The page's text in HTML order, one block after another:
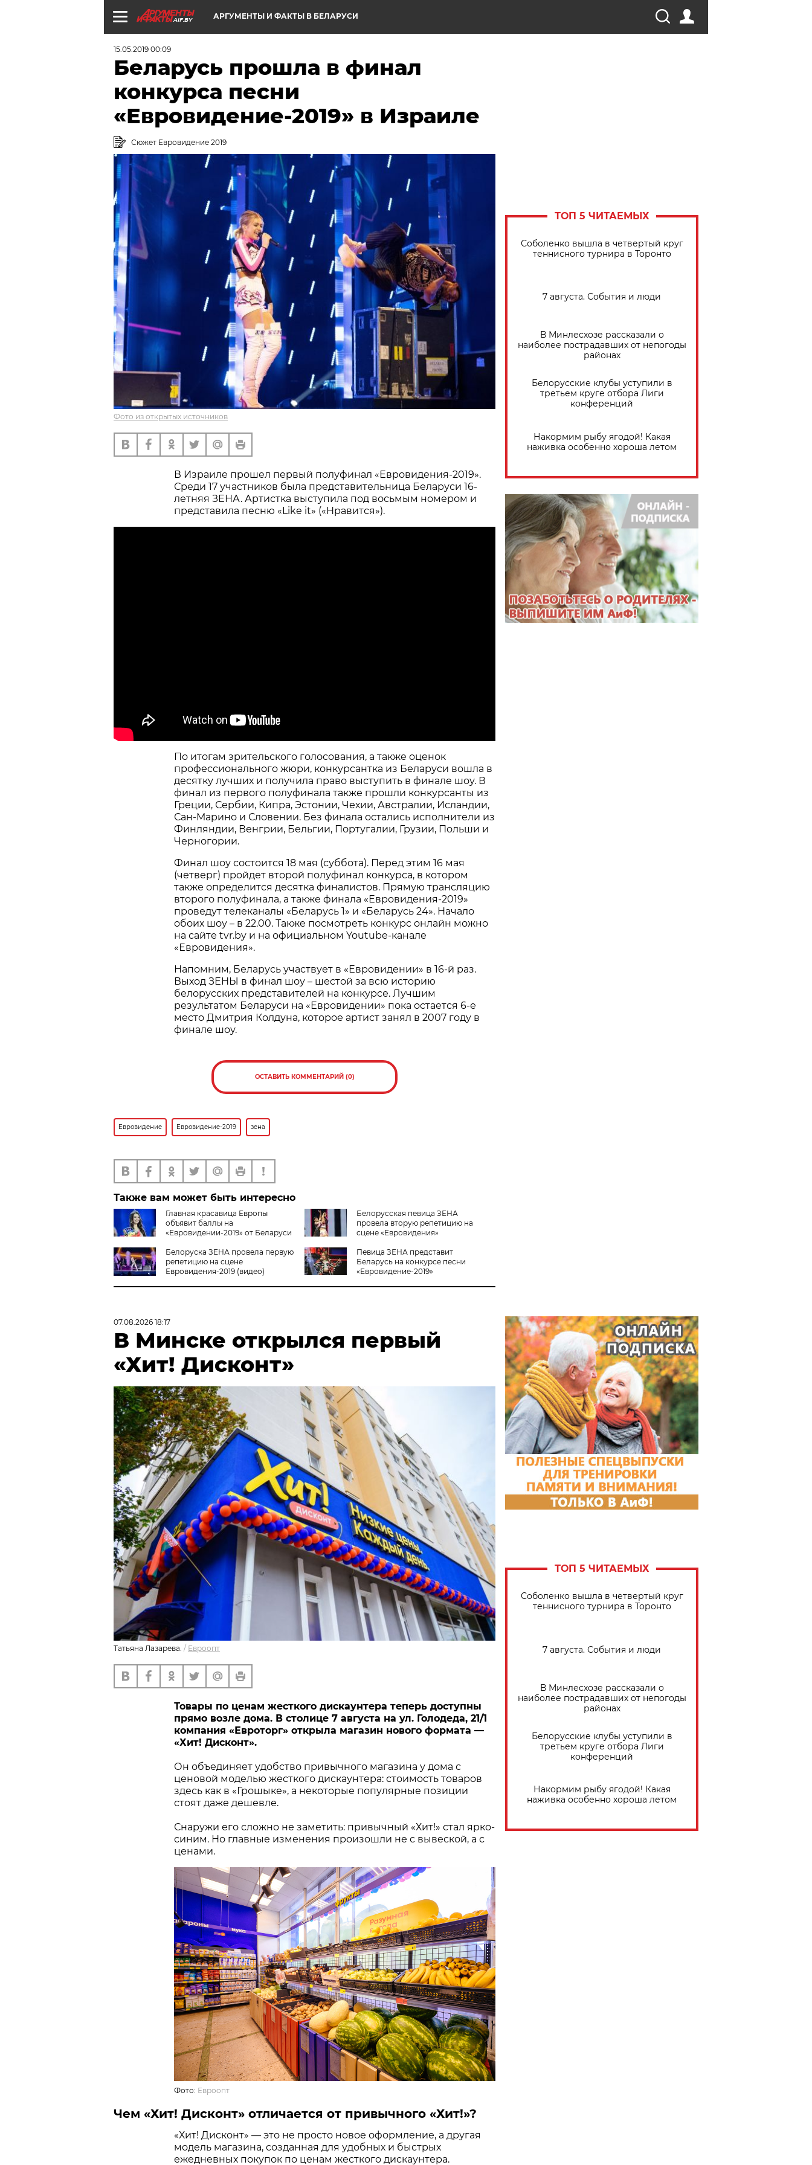
AIF.BY АРГУМЕНТЫ И ФАКТЫ В БЕЛАРУСИ
15.05.2019 00:09
Беларусь прошла в финал
конкурса песни
«Евровидение-2019» в Израиле
Сюжет Евровидение 2019
Фото из открытых источников
В Израиле прошел первый полуфинал «Евровидения-2019».
Среди 17 участников была представительница Беларуси 16-
летняя ЗЕНА. Артистка выступила под восьмым номером и
представила песню «Like it» («Нравится»).
По итогам зрительского голосования, а также оценок
профессионального жюри, конкурсантка из Беларуси вошла в
десятку лучших и получила право выступить в финале шоу. В
финал из первого полуфинала также прошли конкурсанты из
Греции, Сербии, Кипра, Эстонии, Чехии, Австралии, Исландии,
Сан-Марино и Словении. Без финала остались исполнители из
Финляндии, Венгрии, Бельгии, Португалии, Грузии, Польши и
Черногории.
Финал шоу состоится 18 мая (суббота). Перед этим 16 мая
(четверг) пройдет второй полуфинал конкурса, в котором
также определится десятка финалистов. Прямую трансляцию
второго полуфинала, а также финала «Евровидения-2019»
проведут телеканалы «Беларусь 1» и «Беларусь 24». Начало
обоих шоу – в 22.00. Также посмотреть конкурс онлайн можно
на сайте tvr.by и на официальном Youtube-канале
«Евровидения».
Напомним, Беларусь участвует в «Евровидении» в 16-й раз.
Выход ЗЕНЫ в финал шоу – шестой за всю историю
белорусских представителей на конкурсе. Лучшим
результатом Беларуси на «Евровидении» пока остается 6-е
место Дмитрия Колдуна, которое артист занял в 2007 году в
финале шоу.
ОСТАВИТЬ КОММЕНТАРИЙ (0)
Евровидение Евровидение-2019 зена
Также вам может быть интересно
Главная красавица Европы
объявит баллы на
«Евровидении-2019» от Беларуси
Белорусская певица ЗЕНА
провела вторую репетицию на
сцене «Евровидения»
Белоруска ЗЕНА провела первую
репетицию на сцене
Евровидения-2019 (видео)
Певица ЗЕНА представит
Беларусь на конкурсе песни
«Евровидение-2019»
ТОП 5 ЧИТАЕМЫХ
Соболенко вышла в четвертый круг
теннисного турнира в Торонто
7 августа. События и люди
В Минлесхозе рассказали о
наиболее пострадавших от непогоды
районах
Белорусские клубы уступили в
третьем круге отбора Лиги
конференций
Накормим рыбу ягодой! Какая
наживка особенно хороша летом
07.08.2026 18:17
В Минске открылся первый
«Хит! Дисконт»
Татьяна Лазарева. / Евроопт
Товары по ценам жесткого дискаунтера теперь доступны
прямо возле дома. В столице 7 августа на ул. Голодеда, 21/1
компания «Евроторг» открыла магазин нового формата —
«Хит! Дисконт».
Он объединяет удобство привычного магазина у дома с
ценовой моделью жесткого дискаунтера: стоимость товаров
здесь как в «Грошыке», а некоторые популярные позиции
стоят даже дешевле.
Снаружи его сложно не заметить: привычный «Хит!» стал ярко-
синим. Но главные изменения произошли не с вывеской, а с
ценами.
Фото: Евроопт
Чем «Хит! Дисконт» отличается от привычного «Хит!»?
«Хит! Дисконт» — это не просто новое оформление, а другая
модель магазина, созданная для удобных и быстрых
ежедневных покупок по ценам жесткого дискаунтера.
ТОП 5 ЧИТАЕМЫХ
Соболенко вышла в четвертый круг
теннисного турнира в Торонто
7 августа. События и люди
В Минлесхозе рассказали о
наиболее пострадавших от непогоды
районах
Белорусские клубы уступили в
третьем круге отбора Лиги
конференций
Накормим рыбу ягодой! Какая
наживка особенно хороша летом